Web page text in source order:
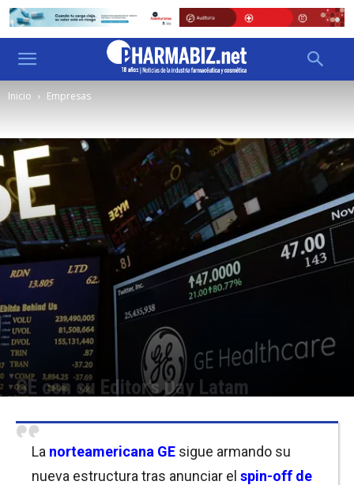
Inicio Empresas
GE con su Editor’s Day Latam
La norteamericana GE sigue armando su
nueva estructura tras anunciar el spin-off de